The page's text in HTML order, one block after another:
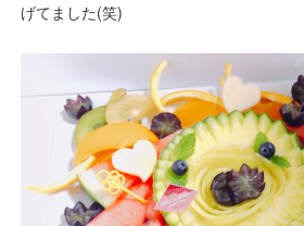
げてました(笑)